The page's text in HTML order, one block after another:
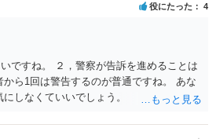
役にたった 4
ですね。 ２，警察が告訴を進めることは
ら1回は警告するのが普通ですね。 あな
しなくていいでしょう。